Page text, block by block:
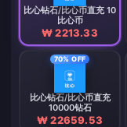
比心钻石/比心币直充 10
比心币
₩ 2213.33
70% OFF
比心钻石/比心币直充
10000钻石
₩ 22659.53